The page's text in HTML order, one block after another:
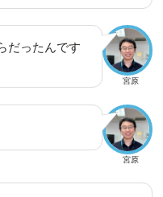
宮原
だったんです
宮原